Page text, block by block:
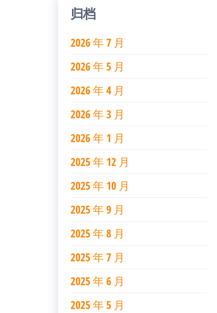
归档
2026 年 7 月
2026 年 5 月
2026 年 4 月
2026 年 3 月
2026 年 1 月
2025 年 12 月
2025 年 10 月
2025 年 9 月
2025 年 8 月
2025 年 7 月
2025 年 6 月
2025 年 5 月